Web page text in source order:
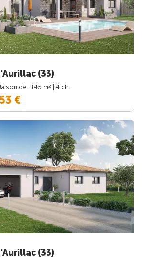
(33)
de : 145 m2
| 4 ch.
€
(33)